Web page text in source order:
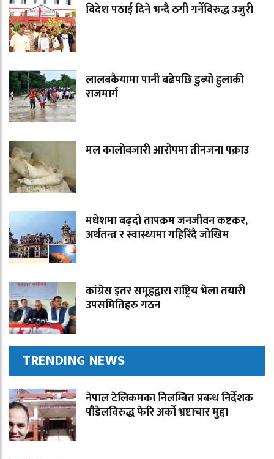
विदेश पठाई दिने भन्दै ठगी गर्नेविरुद्ध उजुरी
लालबकैयामा पानी बढेपछि डुब्यो हुलाकी
राजमार्ग
मल कालोबजारी आरोपमा तीनजना पक्राउ
मधेशमा बढ्दो तापक्रम जनजीवन कष्टकर,
अर्थतन्त्र र स्वास्थ्यमा गहिरिँदै जोखिम
कांग्रेस इतर समूहद्वारा राष्ट्रिय भेला तयारी
उपसमितिहरु गठन
TRENDING NEWS
नेपाल टेलिकमका निलम्बित प्रबन्ध निर्देशक
पौडेलविरुद्ध फेरि अर्को भ्रष्टाचार मुद्दा